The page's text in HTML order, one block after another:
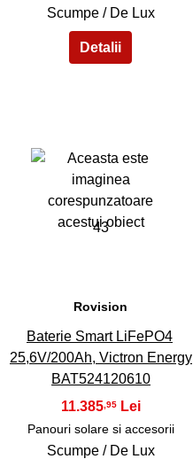
Scumpe / De Lux
43
Rovision
Baterie Smart LiFePO4
25,6V/200Ah, Victron Energy
BAT524120610
11.385,95
Panouri solare si accesorii
Scumpe / De Lux